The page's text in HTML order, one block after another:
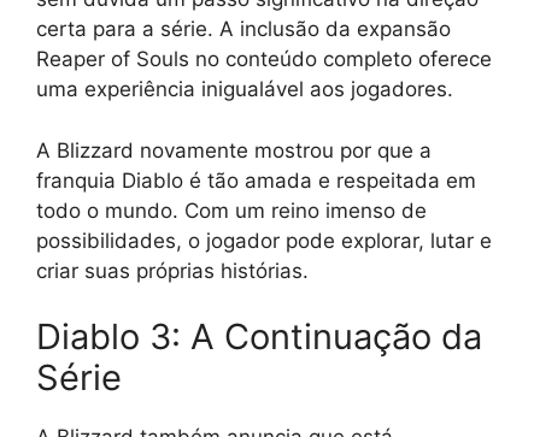
certa para a série. A inclusão da expansão
Reaper of Souls no conteúdo completo oferece
uma experiência inigualável aos jogadores.
A Blizzard novamente mostrou por que a
franquia Diablo é tão amada e respeitada em
todo o mundo. Com um reino imenso de
possibilidades, o jogador pode explorar, lutar e
criar suas próprias histórias.
Diablo 3: A Continuação da
Série